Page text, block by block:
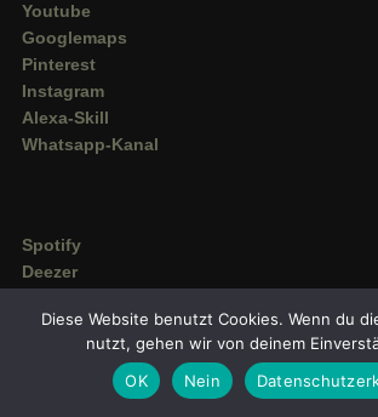
Youtube
Googlemaps
Pinterest
Instagram
Alexa-Skill
Whatsapp-Kanal
Spotify
Deezer
Diese Website benutzt Cookies. Wenn du
nutzt, gehen wir von deinem
OK
Nein